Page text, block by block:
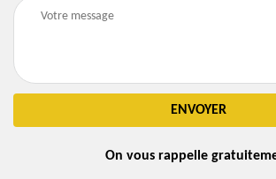
On vous rappelle